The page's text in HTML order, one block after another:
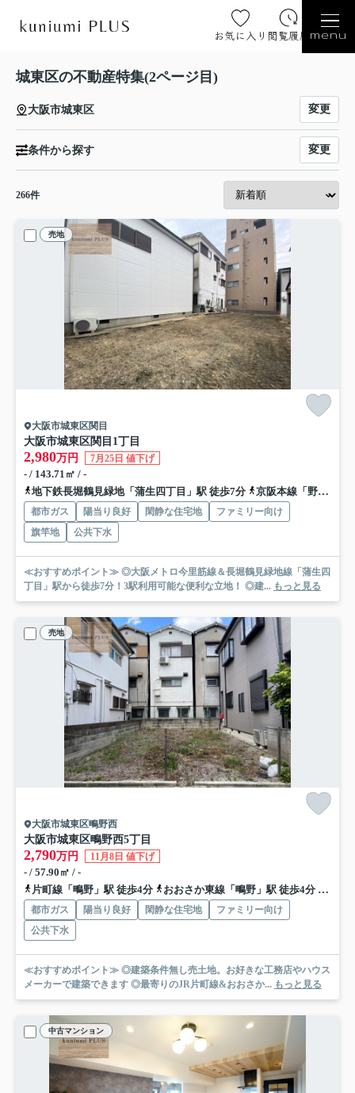
お気に入り 閲覧履歴 menu
城東区の不動産特集(2ページ目)
大阪市城東区 変更
条件から探す 変更
266件
売地
大阪市城東区関目
大阪市城東区関目1丁目
2,980万円 7月25日 値下げ
- / 143.71㎡ / -
地下鉄長堀鶴見緑地「蒲生四丁目」駅 徒歩7分
京阪本線「野江」駅 徒歩8分
都市ガス 陽当り良好 閑静な住宅地
ファミリー向け
旗竿地
公共下水
≪おすすめポイント≫ ◎大阪メトロ今里筋線＆長堀鶴見緑地線「蒲生四
丁目」駅から徒歩7分！3駅利用可能な便利な立地！ ◎建... もっと見る
売地
大阪市城東区鴫野西
大阪市城東区鴫野西5丁目
2,790万円 11月8日 値下げ
- / 57.90㎡ / -
片町線「鴫野」駅 徒歩4分
おおさか東線「鴫野」駅 徒歩4分 地下
都市ガス 陽当り良好 閑静な住宅地
ファミリー向け
公共下水
≪おすすめポイント≫ ◎建築条件無し売土地。お好きな工務店やハウス
メーカーで建築できます ◎最寄りのJR片町線&おおさか... もっと見る
中古マンション